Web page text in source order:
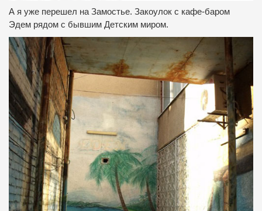
А я уже перешел на Замостье. Закоулок с кафе-баром
Эдем рядом с бывшим Детским миром.